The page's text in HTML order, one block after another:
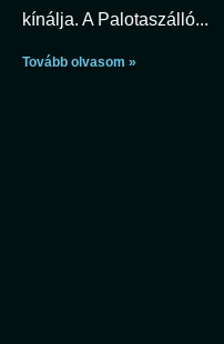
kínálja. A Palotaszálló
Tovább olvasom »